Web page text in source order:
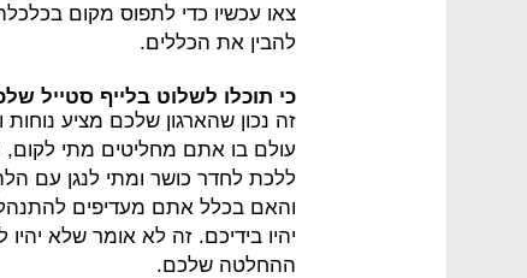
צאו עכשיו כדי לתפוס מקום
להבין את הכללים.
כי תוכלו לשלוט בלייף סטייל
זה נכון שהארגון שלכם מציע
עולם בו אתם מחליטים מתי לקום,
ללכת לחדר כושר ומתי לנגן עם
והאם בכלל אתם מעדיפים
יהיו בידיכם. זה לא אומר שלא
ההחלטה שלכם.